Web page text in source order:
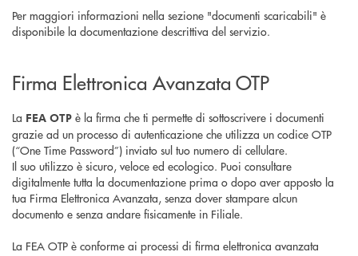
Per maggiori informazioni nella sezione "documenti scaricabili" è
disponibile la documentazione descrittiva del servizio.
Firma Elettronica Avanzata OTP
La FEA OTP è la firma che ti permette di sottoscrivere i documenti
grazie ad un processo di autenticazione che utilizza un codice OTP
(“One Time Password”) inviato sul tuo numero di cellulare.
Il suo utilizzo è sicuro, veloce ed ecologico. Puoi consultare
digitalmente tutta la documentazione prima o dopo aver apposto la
tua Firma Elettronica Avanzata, senza dover stampare alcun
documento e senza andare fisicamente in Filiale.
La FEA OTP è conforme ai processi di firma elettronica avanzata